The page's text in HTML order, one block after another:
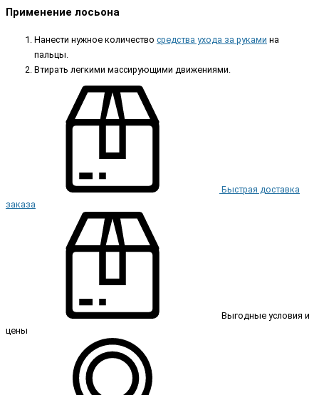
Применение лосьона
Нанести нужное количество средства ухода за руками на
пальцы.
Втирать легкими массирующими движениями.
Быстрая доставка
заказа
Выгодные условия и
цены